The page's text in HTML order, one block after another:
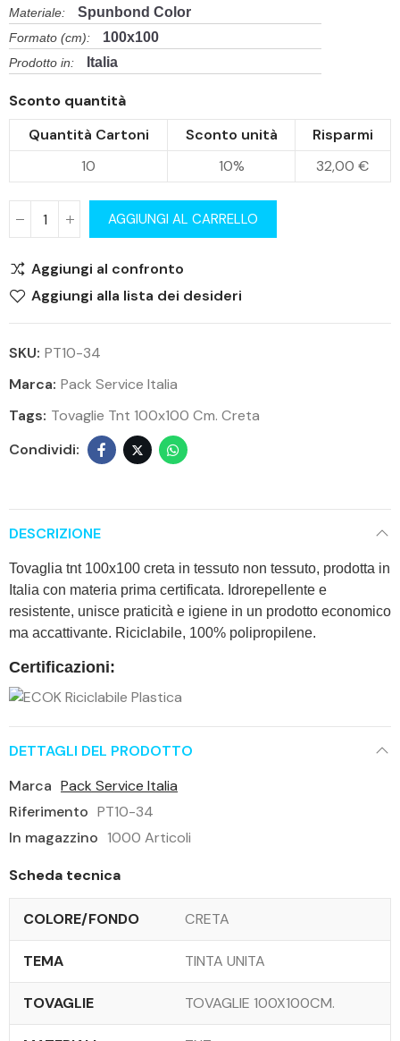
Materiale: Spunbond Color
Formato (cm): 100x100
Prodotto in: Italia
Sconto quantità
Quantità Cartoni
Sconto unità
Risparmi
10
10% 32,00 €
AGGIUNGI AL CARRELLO
Aggiungi al confronto
Aggiungi alla lista dei desideri
SKU: PT10-34
Marca: Pack Service Italia
Tags: Tovaglie Tnt 100x100 Cm. Creta
DESCRIZIONE
Tovaglia tnt 100x100 creta in tessuto non tessuto, prodotta in
Italia con materia prima certificata. Idrorepellente e
resistente, unisce praticità e igiene in un prodotto economico
ma accattivante. Riciclabile, 100% polipropilene.
Certificazioni:
DETTAGLI DEL PRODOTTO
Marca Pack Service Italia
Riferimento PT10-34
In magazzino 1000 Articoli
Scheda tecnica
COLORE/FONDO CRETA
TEMA TINTA UNITA
TOVAGLIE TOVAGLIE 100X100CM.